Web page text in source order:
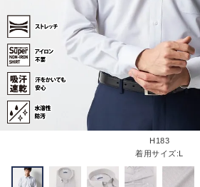
H183
着用サイズ:L